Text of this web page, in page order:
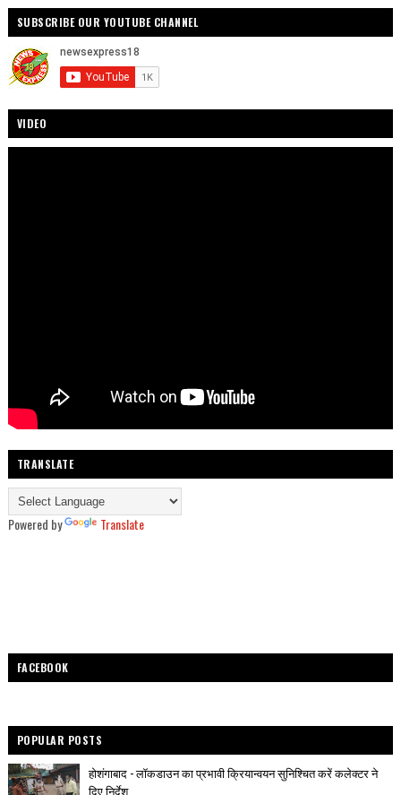
SUBSCRIBE OUR YOUTUBE CHANNEL
VIDEO
TRANSLATE
Powered by Translate
FACEBOOK
POPULAR POSTS
होशंगाबाद - लॉकडाउन का प्रभावी क्रियान्वयन सुनिश्चित करें कलेक्टर ने
दिए निर्देश